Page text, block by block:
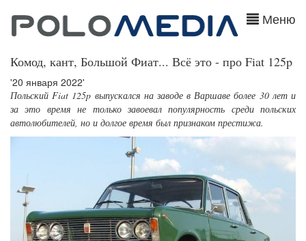
Меню
Комод, кант, Большой Фиат... Всё это - про Fiat 125p
'20 января 2022'
Польский Fiat 125p выпускался на заводе в Варшаве более 30 лет и
за это время не только завоевал популярность среди польских
автолюбителей, но и долгое время был признаком престижа.